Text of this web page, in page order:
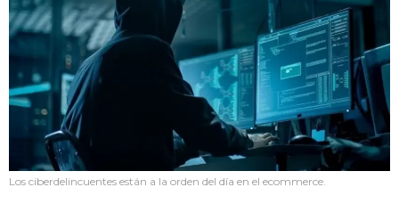
Los ciberdelincuentes están a la orden del día en el ecommerce.